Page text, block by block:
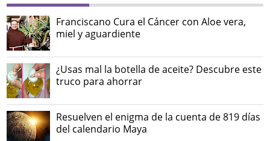
Franciscano Cura el Cáncer con Aloe vera,
miel y aguardiente
¿Usas mal la botella de aceite? Descubre este
truco para ahorrar
Resuelven el enigma de la cuenta de 819 días
del calendario Maya